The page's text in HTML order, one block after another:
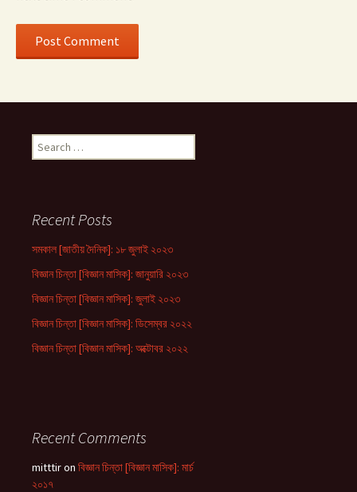
Search
for:
Recent Posts
সমকাল [জাতীয় দৈনিক]: ১৮ জুলাই ২০২৩
বিজ্ঞান চিন্তা [বিজ্ঞান মাসিক]: জানুয়ারি ২০২৩
বিজ্ঞান চিন্তা [বিজ্ঞান মাসিক]: জুলাই ২০২৩
বিজ্ঞান চিন্তা [বিজ্ঞান মাসিক]: ডিসেম্বর ২০২২
বিজ্ঞান চিন্তা [বিজ্ঞান মাসিক]: অক্টোবর ২০২২
Recent Comments
mitttiron বিজ্ঞান চিন্তা [বিজ্ঞান মাসিক]: মার্চ
২০১৭